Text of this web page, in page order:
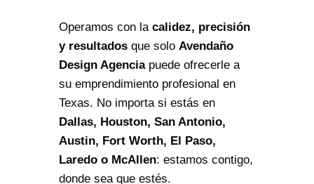
Operamos con la calidez, precisión
y resultados que solo Avendaño
Design Agenciapuede ofrecerle a
su emprendimiento profesional en
Texas. No importa si estás en
Dallas, Houston, San Antonio,
Austin, Fort Worth, El Paso,
Laredo o McAllen: estamos contigo,
donde sea que estés.